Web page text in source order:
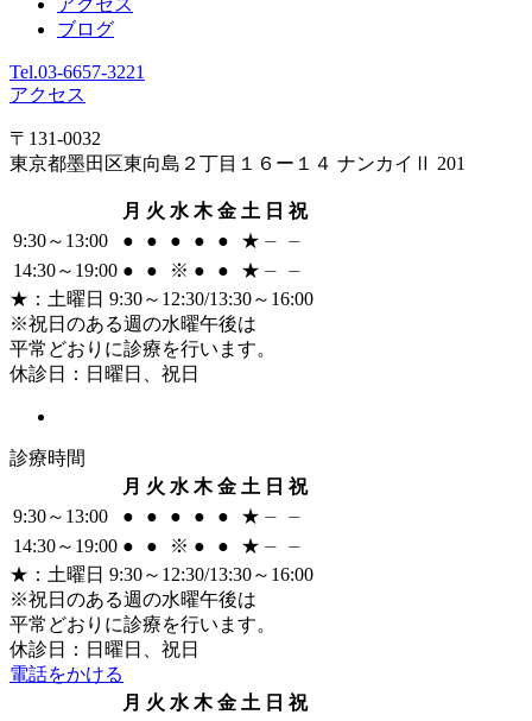
アクセス
ブログ
Tel.03-6657-3221
アクセス
〒131-0032
東京都墨田区東向島２丁目１６ー１４ ナンカイⅡ 201
月 火 水 木 金 土 日 祝
9:30～13:00
● ● ● ● ● ★ ⏤ ⏤
14:30～19:00 ● ● ※ ● ● ★ ⏤ ⏤
★ ：土曜日 9:30～12:30/13:30～16:00
※祝日のある週の水曜午後は
平常どおりに診療を行います。
休診日：日曜日、祝日
診療時間
月 火 水 木 金 土 日 祝
9:30～13:00
● ● ● ● ● ★ ⏤ ⏤
14:30～19:00 ● ● ※ ● ● ★ ⏤ ⏤
★ ：土曜日 9:30～12:30/13:30～16:00
※祝日のある週の水曜午後は
平常どおりに診療を行います。
休診日：日曜日、祝日
電話をかける
月 火 水 木 金 土 日 祝